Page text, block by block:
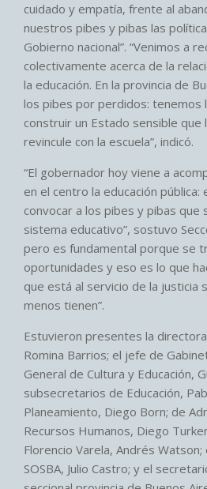
cuidado y empatía, frente al
nuestros pibes y pibas las
Gobierno nacional”. “Venimos a
colectivamente acerca de la
la educación. En la provincia de
los pibes por perdidos: tenemos
construir un Estado sensible que
revincule con la escuela”, indicó.
“El gobernador hoy viene a
en el centro la educación
convocar a los pibes y pibas que
sistema educativo”, sostuvo
pero es fundamental porque se
oportunidades y eso es lo que
que está al servicio de la justicia
menos tienen”.
Estuvieron presentes la
Romina Barrios; el jefe de
General de Cultura y Educación,
subsecretarios de Educación,
Planeamiento, Diego Born; de
Recursos Humanos, Diego
Florencio Varela, Andrés
SOSBA, Julio Castro; y el